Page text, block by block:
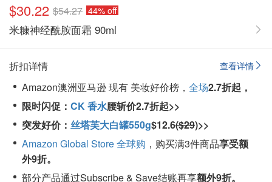
$30.22 $54.27 44% off
米糠神经酰胺面霜 90ml
查看详情
折扣详情
Amazon澳洲亚马逊 现有 美妆好价榜， 全场2.7折起，
限时闪促： CK 香水腰斩价2.7折起>>
突发好价： 丝塔芙大白罐550g$12.6($29)>>
Amazon Global Store 全球购 ，购买满3件商品享受额
外9折。
部分产品通过Subscribe & Save结账再享额外9折。